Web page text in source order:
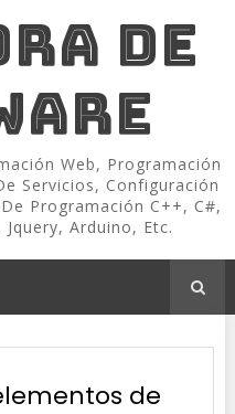
DE
Web, Programación
Servicios, Configuración
Programación C++, C#,
Arduino, Etc.
de